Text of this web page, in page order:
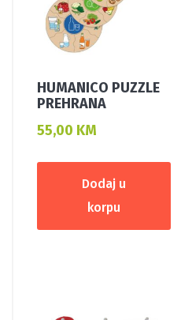
HUMANICO PUZZLE
PREHRANA
55,00 KM
Dodaj u
korpu